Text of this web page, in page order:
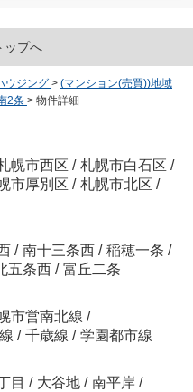
ップへ
ウジング > (マンション(売買))地域
2条 > 物件詳細
幌市西区 / 札幌市白石区 /
市厚別区 / 札幌市北区 /
/ 南十三条西 / 稲穂一条 /
五条西 / 富丘二条
市営南北線 /
/ 千歳線 / 学園都市線
目 / 大谷地 / 南平岸 /